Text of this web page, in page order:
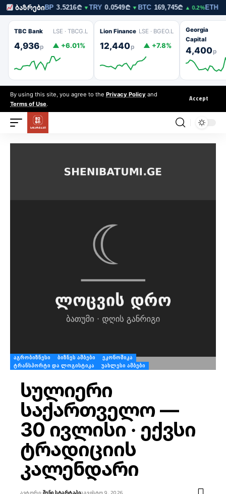
შენი სტარტაპი — შენი სტარტაპი
ბაზრები
▼GBP3.5216₾▼TRY 0.0549₾▼BTC 169,745₾▲ 0.2% ETH5,010₾
TBC Bank LSE · TBCG.L
4,936p ▲ +6.01%
Lion Finance LSE · BGEO.L
12,440p ▲ +7.8%
Georgia
Capital
4,400p
By using this site, you agree to the Privacy Policy and
Terms of Use.
Accept
ᲐᲒᲠᲝᲑᲘᲖᲜᲔᲡᲘ ᲑᲘᲖᲜᲔᲡ ᲐᲛᲑᲔᲑᲘ
ᲔᲙᲝᲜᲝᲛᲘᲙᲐ
ᲢᲠᲐᲜᲡᲞᲝᲠᲢᲘ ᲓᲐ ᲚᲝᲒᲘᲡᲢᲘᲙᲐ
ᲣᲐᲮᲚᲔᲡᲘ ᲐᲛᲑᲔᲑᲘ
სულიერი
საქართველო —
30 ივლისი · ექვსი
ტრადიციის
კალენდარი
ᲐᲕᲢᲝᲠᲘ:ᲨᲔᲜᲘ ᲡᲢᲐᲠᲢᲐᲞᲘᲐᲒᲕᲘᲡᲢᲝ 9, 2026